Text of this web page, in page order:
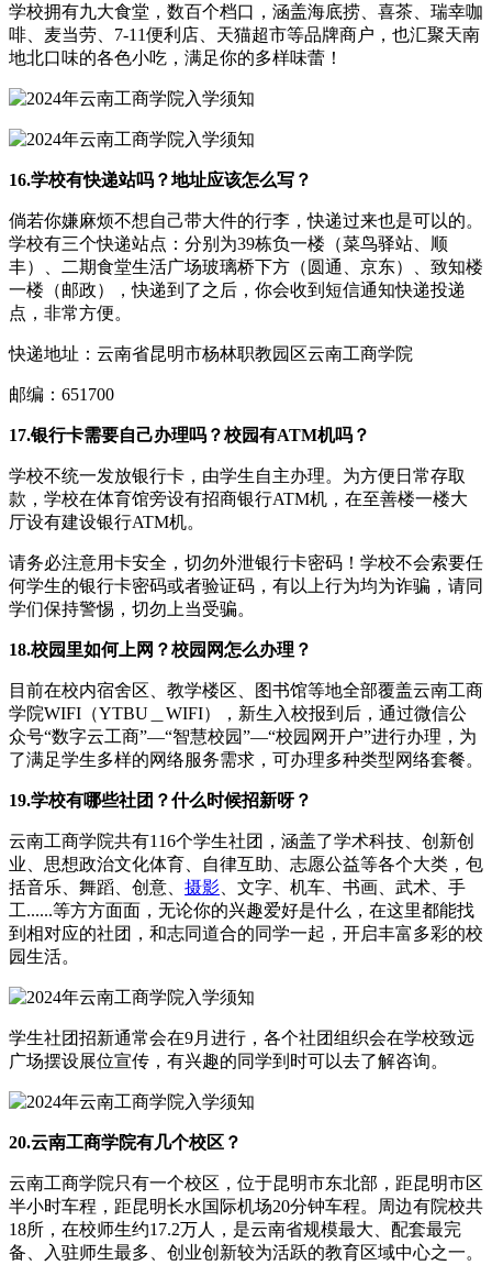
学校拥有九大食堂，数百个档口，涵盖海底捞、喜茶、瑞幸咖
啡、麦当劳、7-11便利店、天猫超市等品牌商户，也汇聚天南
地北口味的各色小吃，满足你的多样味蕾！
16.学校有快递站吗？地址应该怎么写？
倘若你嫌麻烦不想自己带大件的行李，快递过来也是可以的。
学校有三个快递站点：分别为39栋负一楼（菜鸟驿站、顺
丰）、二期食堂生活广场玻璃桥下方（圆通、京东）、致知楼
一楼（邮政），快递到了之后，你会收到短信通知快递投递
点，非常方便。
快递地址：云南省昆明市杨林职教园区云南工商学院
邮编：651700
17.银行卡需要自己办理吗？校园有ATM机吗？
学校不统一发放银行卡，由学生自主办理。为方便日常存取
款，学校在体育馆旁设有招商银行ATM机，在至善楼一楼大
厅设有建设银行ATM机。
请务必注意用卡安全，切勿外泄银行卡密码！学校不会索要任
何学生的银行卡密码或者验证码，有以上行为均为诈骗，请同
学们保持警惕，切勿上当受骗。
18.校园里如何上网？校园网怎么办理？
目前在校内宿舍区、教学楼区、图书馆等地全部覆盖云南工商
学院WIFI（YTBU＿WIFI），新生入校报到后，通过微信公
众号“数字云工商”—“智慧校园”—“校园网开户”进行办理，为
了满足学生多样的网络服务需求，可办理多种类型网络套餐。
19.学校有哪些社团？什么时候招新呀？
云南工商学院共有116个学生社团，涵盖了学术科技、创新创
业、思想政治文化体育、自律互助、志愿公益等各个大类，包
括音乐、舞蹈、创意、 摄影 、文字、机车、书画、武术、手
工......等方方面面，无论你的兴趣爱好是什么，在这里都能找
到相对应的社团，和志同道合的同学一起，开启丰富多彩的校
园生活。
学生社团招新通常会在9月进行，各个社团组织会在学校致远
广场摆设展位宣传，有兴趣的同学到时可以去了解咨询。
20.云南工商学院有几个校区？
云南工商学院只有一个校区，位于昆明市东北部，距昆明市区
半小时车程，距昆明长水国际机场20分钟车程。周边有院校共
18所，在校师生约17.2万人，是云南省规模最大、配套最完
备、入驻师生最多、创业创新较为活跃的教育区域中心之一。